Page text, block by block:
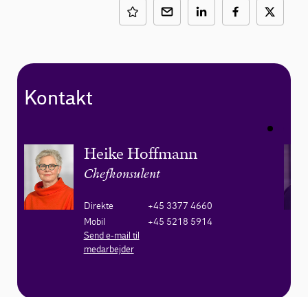
Kontakt
Heike Hoffmann
Chefkonsulent
Direkte
+45 3377 4660
Mobil
+45 5218 5914
Send e-mail til
medarbejder